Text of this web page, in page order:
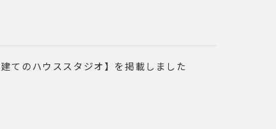
てのハウススタジオ】を掲載しました